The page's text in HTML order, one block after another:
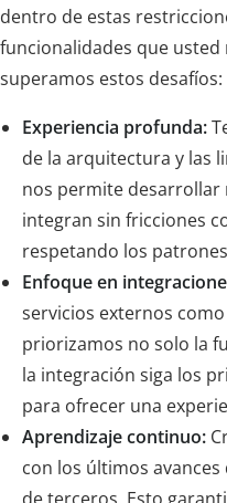
dentro de estas
funcionalidades que usted
superamos estos desafíos:
Experiencia profunda:
de la arquitectura y las
nos permite desarrollar
integran sin fricciones
respetando los
Enfoque en
servicios externos
priorizamos no solo la
la integración siga los
para ofrecer una
Aprendizaje continuo:
con los últimos avances